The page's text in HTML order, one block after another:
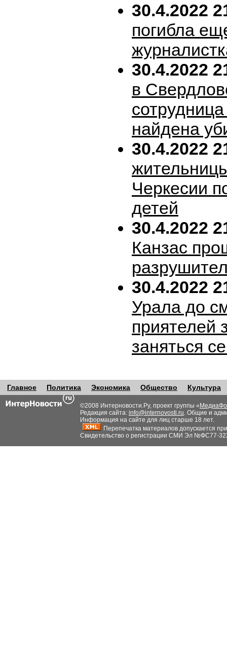
30.4.2022
погибла
30.4.2022
в
найдена
30.4.2022
Черкесии
детей
30.4.2022
Канзас
30.4.2022
Урала до
приятелей
заняться
Главное Политика Экономика Общество Культура
©2008 Интерновости.Ру, проект группы «
Редакция сайта: info@internovosti.ru. Общие и
Информация на сайте для лиц старше 18 лет.
Перепечатка материалов допускается
Свидетельство о регистрации СМИ Эл №ФС77-